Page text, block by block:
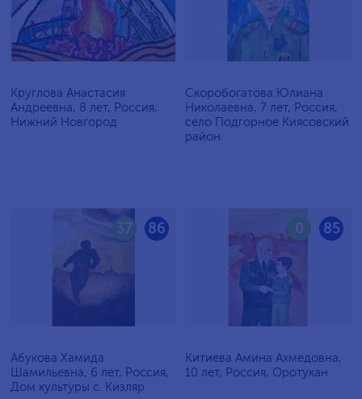
Круглова Анастасия
Андреевна, 8 лет, Россия,
Нижний Новгород
Скоробогатова Юлиана
Николаевна, 7 лет, Россия,
село Подгорное Киясовский
район
86
37
Абукова Хамида
Шамильевна, 6 лет, Россия,
Дом культуры с. Кизляр
85
0
Китиева Амина Ахмедовна,
10 лет, Россия, Оротукан